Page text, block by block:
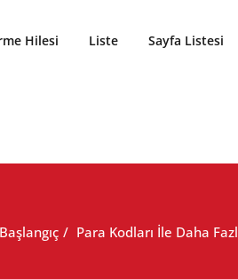
Hilesi Liste Sayfa Listesi
Başlangıç Para Kodları İle Daha